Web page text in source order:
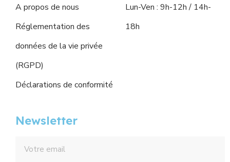
A propos de nous
Réglementation des
données de la vie privée
(RGPD)
Déclarations de conformité
Lun-Ven : 9h-12h / 14h-
18h
Newsletter